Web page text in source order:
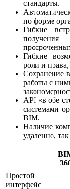
стандарты.
по форме
Гибкие
получения
Гибкие
роли и
Сохранение
работы с
API «в обе
системами
BIM.
Наличие
удаленно,
Простой
интерфейс
–